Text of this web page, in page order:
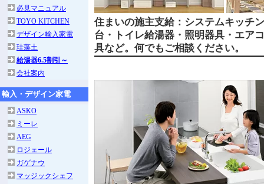
必見マニュアル
TOYO KITCHEN
デザイン輸入家電
珪藻土
給湯器6.5割引～
会社案内
輸入・デザイン家電
ASKO
ミーレ
AEG
ロジェール
ガゲナウ
マッジックシェフ
住まいの施主支給：システムキッチ
台・トイレ給湯器・照明器具・エア
具など。何でもご相談ください。